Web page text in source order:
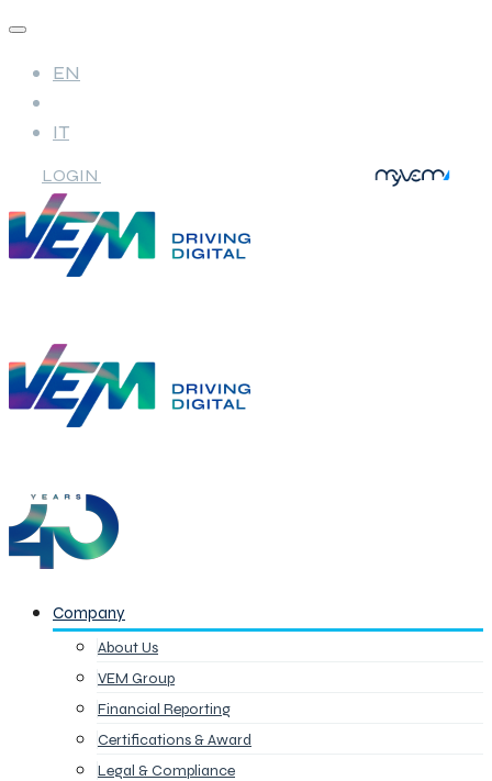
EN
IT
LOGIN
Company
About Us
VEM Group
Financial Reporting
Certifications & Award
Legal & Compliance